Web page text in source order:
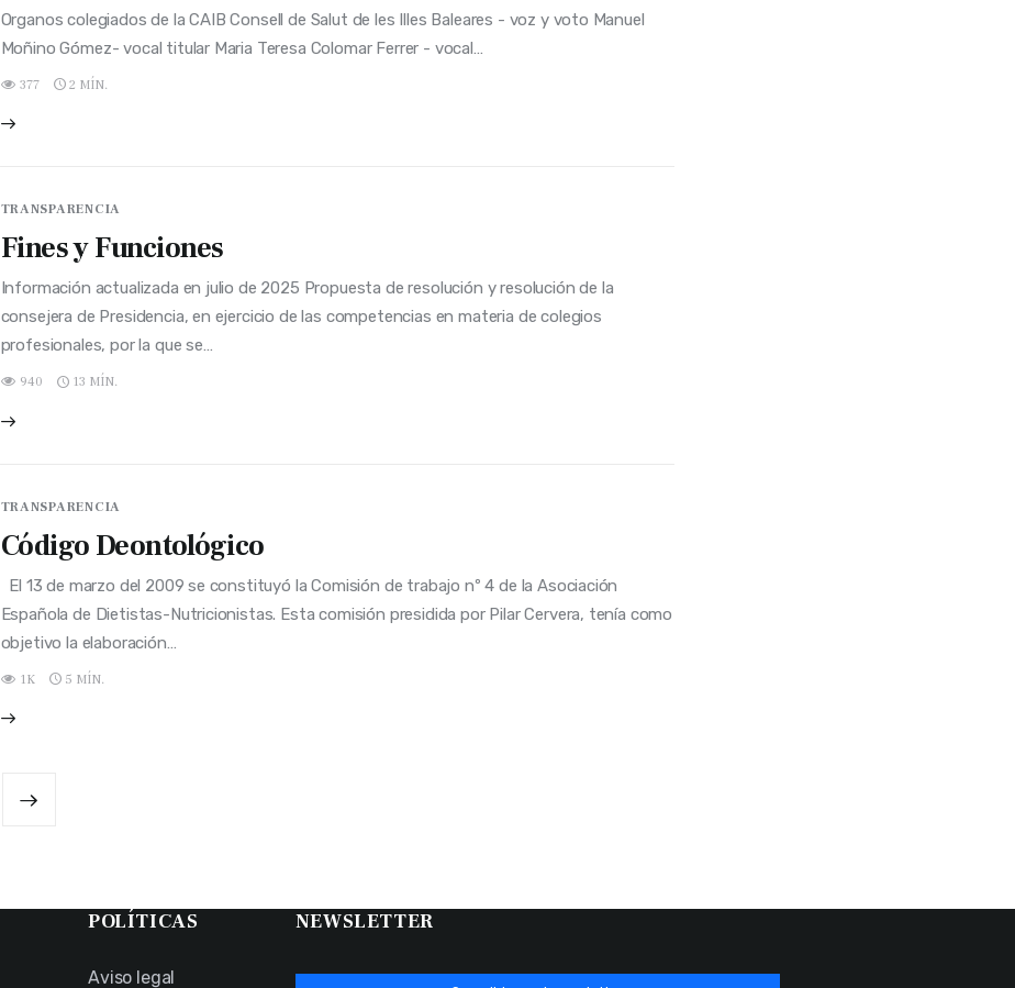
Organos colegiados de la CAIB Consell de Salut de les Illes Baleares - voz y voto Manuel
Moñino Gómez- vocal titular Maria Teresa Colomar Ferrer - vocal…
377 2 MÍN.
TRANSPARENCIA
Fines y Funciones
Información actualizada en julio de 2025 Propuesta de resolución y resolución de la
consejera de Presidencia, en ejercicio de las competencias en materia de colegios
profesionales, por la que se…
940 13 MÍN.
TRANSPARENCIA
Código Deontológico
El 13 de marzo del 2009 se constituyó la Comisión de trabajo nº 4 de la Asociación
Española de Dietistas-Nutricionistas. Esta comisión presidida por Pilar Cervera, tenía como
objetivo la elaboración…
1K 5 MÍN.
POLÍTICAS
Aviso legal
NEWSLETTER